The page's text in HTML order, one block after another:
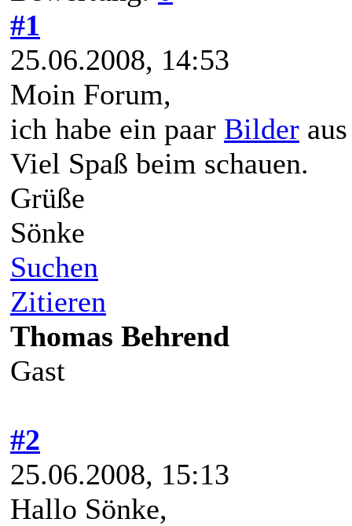
#1
25.06.2008, 14:53
Moin Forum,
ich habe ein paar Bilder
Viel Spaß beim schauen.
Grüße
Sönke
Suchen
Zitieren
Thomas Behrend
Gast
#2
25.06.2008, 15:13
Hallo Sönke,